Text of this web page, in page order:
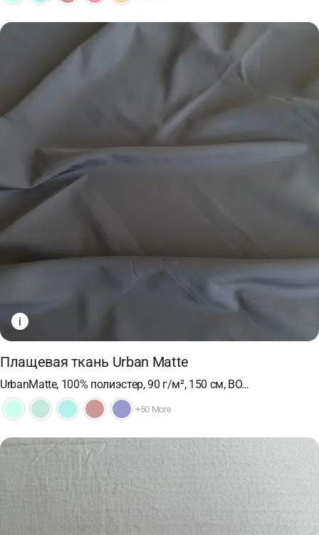
i
Плащевая ткань Urban Matte
UrbanMatte, 100% полиэстер, 90 г/м², 150 см, ВО…
+50 More